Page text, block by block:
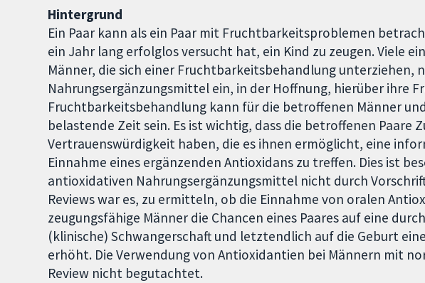
Hintergrund
Ein Paar kann als ein Paar mit Fruchtbarkeitsproblemen
ein Jahr lang erfolglos versucht hat, ein Kind zu zeugen. Viele
Männer, die sich einer Fruchtbarkeitsbehandlung unterziehen,
Nahrungsergänzungsmittel ein, in der Hoffnung, hierüber ihre
Fruchtbarkeitsbehandlung kann für die betroffenen Männer
belastende Zeit sein. Es ist wichtig, dass die betroffenen Paare
Vertrauenswürdigkeit haben, die es ihnen ermöglicht, eine
Einnahme eines ergänzenden Antioxidans zu treffen. Dies ist
antioxidativen Nahrungsergänzungsmittel nicht durch
Reviews war es, zu ermitteln, ob die Einnahme von oralen
zeugungsfähige Männer die Chancen eines Paares auf eine
(klinische) Schwangerschaft und letztendlich auf die Geburt
erhöht. Die Verwendung von Antioxidantien bei Männern mit
Review nicht begutachtet.